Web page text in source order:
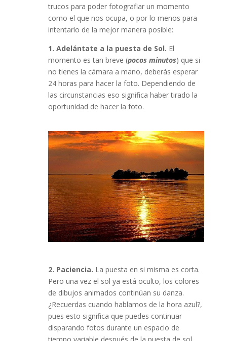
trucos para poder fotografiar un momento
como el que nos ocupa, o por lo menos para
intentarlo de la mejor manera posible:
1. Adelántate a la puesta de Sol. El
momento es tan breve (pocos minutos) que si
no tienes la cámara a mano, deberás esperar
24 horas para hacer la foto. Dependiendo de
las circunstancias eso significa haber tirado la
oportunidad de hacer la foto.
2. Paciencia. La puesta en si misma es corta.
Pero una vez el sol ya está oculto, los colores
de dibujos animados continúan su danza.
¿Recuerdas cuando hablamos de la hora azul?,
pues esto significa que puedes continuar
disparando fotos durante un espacio de